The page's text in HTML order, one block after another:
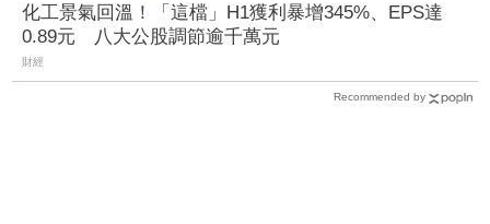
化工景氣回溫！「這檔」H1獲利暴增345%、EPS達
0.89元 八大公股調節逾千萬元
財經
Recommended by